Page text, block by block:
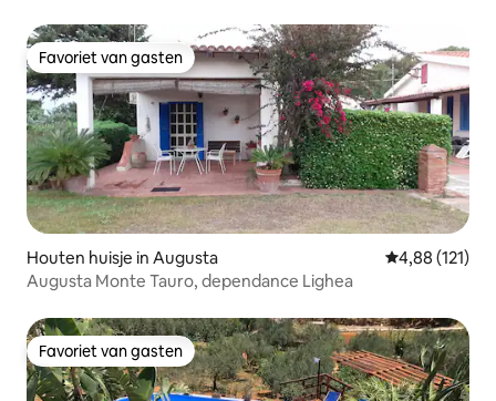
Favoriet van gasten
Favoriet van gasten
Houten huisje in Augusta Gemiddelde
4,88 (121)
Augusta Monte Tauro, dependance Lighea
Favoriet van gasten
Favoriet van gasten